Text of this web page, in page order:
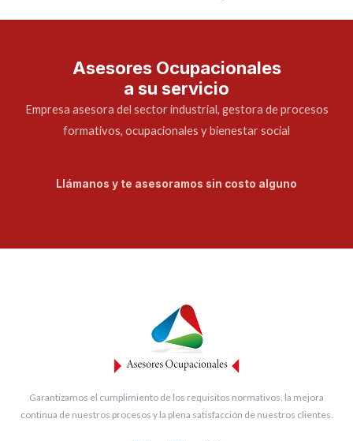
Asesores Ocupacionales
a su servicio
Empresa asesora del sector industrial, gestora de procesos
formativos, ocupacionales y bienestar social
Llámanos y te asesoramos sin costo alguno
Garantizamos el cumplimiento de los requisitos normativos, la mejora
continua de nuestros procesos y la plena satisfacción de nuestros clientes.